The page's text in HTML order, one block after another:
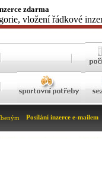
zdarma
vložení řádkové
Posílání inzerce e-mailem